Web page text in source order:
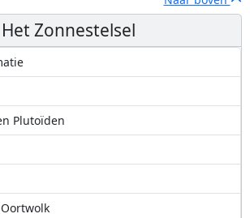
Het Zonnestelsel
Plutoïden